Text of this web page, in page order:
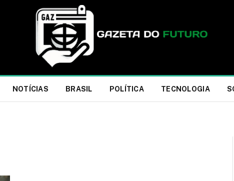
NOTÍCIAS BRASIL POLÍTICA TECNOLOGIA